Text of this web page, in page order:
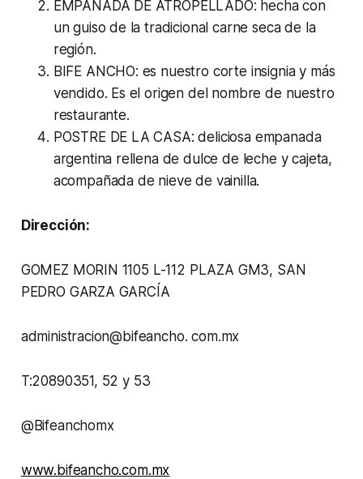
EMPANADA DE ATROPELLADO: hecha con
un guiso de la tradicional carne seca de la
región.
BIFE ANCHO: es nuestro corte insignia y más
vendido. Es el origen del nombre de nuestro
restaurante.
POSTRE DE LA CASA: deliciosa empanada
argentina rellena de dulce de leche y cajeta,
acompañada de nieve de vainilla.
Dirección:
GOMEZ MORIN 1105 L-112 PLAZA GM3, SAN
PEDRO GARZA GARCÍA
administracion@bifeancho. com.mx
T:20890351, 52 y 53
@Bifeanchomx
www.bifeancho.com.mx